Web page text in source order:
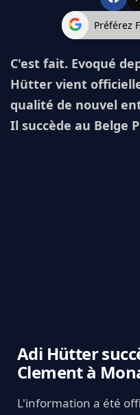
Préférez
C'est fait. Evoqué
Hütter vient
qualité de nouvel
Il succède au Belge
Adi Hütter
Clement à
L'information a été